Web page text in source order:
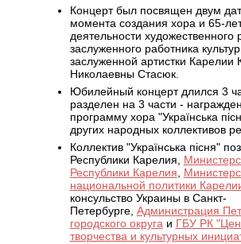
Концерт был посвящен двум
момента создания хора и 65-
деятельности художественного
заслуженного работника
заслуженной артистки Карелии
Николаевны Стасюк.
Юбилейный концерт длился 3
разделен на 3 части -
программу хора "Українська
других народных коллективов
Коллектив "Українська пісня"
Республики Карелия,
Республики Карелия
национальной политики
консульство Украины в Санкт-
Петербурге, Администрация
городского округа и ГБУ РК
творчества и культурных